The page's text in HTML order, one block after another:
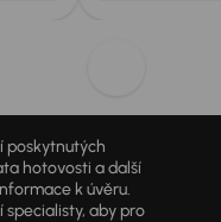
poskytnutých
hotovosti a další
k úvěru.
aby pro